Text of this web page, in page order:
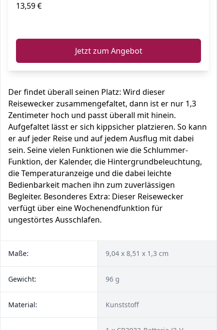
13,59 €
Jetzt zum Angebot
Der findet überall seinen Platz: Wird dieser
Reisewecker zusammengefaltet, dann ist er nur 1,3
Zentimeter hoch und passt überall mit hinein.
Aufgefaltet lässt er sich kippsicher platzieren. So kann
er auf jeder Reise und auf jedem Ausflug mit dabei
sein. Seine vielen Funktionen wie die Schlummer-
Funktion, der Kalender, die Hintergrundbeleuchtung,
die Temperaturanzeige und die dabei leichte
Bedienbarkeit machen ihn zum zuverlässigen
Begleiter. Besonderes Extra: Dieser Reisewecker
verfügt über eine Wochenendfunktion für
ungestörtes Ausschlafen.
Maße: ‎9,04 x 8,51 x 1,3 cm
Gewicht: 96 g
Material: Kunststoff